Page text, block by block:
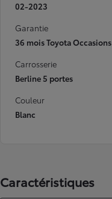
02-2023
Garantie
36 mois Toyota Occasions
Carrosserie
Berline 5 portes
Couleur
Blanc
Caractéristiques